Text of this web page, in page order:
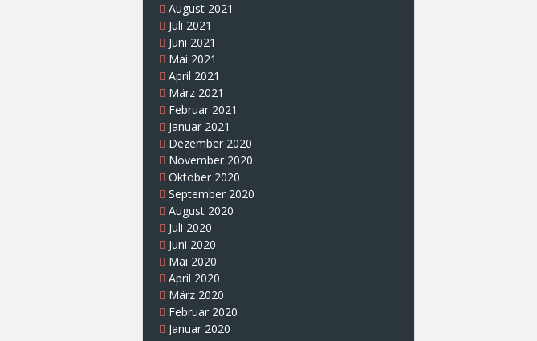
August 2021
Juli 2021
Juni 2021
Mai 2021
April 2021
März 2021
Februar 2021
Januar 2021
Dezember 2020
November 2020
Oktober 2020
September 2020
August 2020
Juli 2020
Juni 2020
Mai 2020
April 2020
März 2020
Februar 2020
Januar 2020